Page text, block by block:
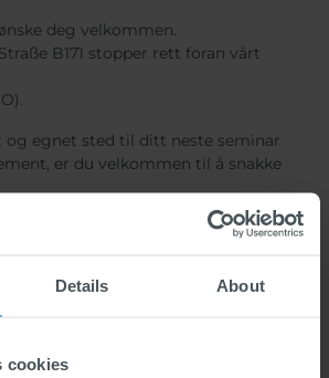
Details About
cookies
deg velkommen.
B171 stopper rett foran vårt
og egnet sted til ditt neste seminar
er du velkommen til å snakke
i SWARCO TRAFFIC WORLD!